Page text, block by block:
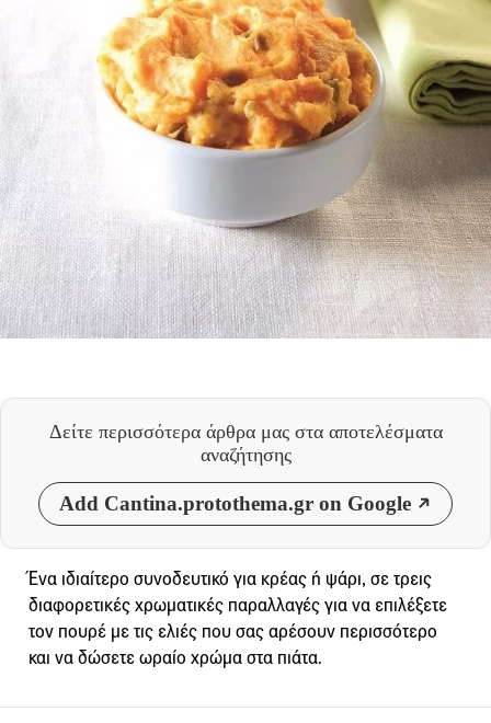
Δείτε περισσότερα άρθρα μας στα αποτελέσματα
αναζήτησης
Add Cantina.protothema.gr on Google
Ένα ιδιαίτερο συνοδευτικό για κρέας ή ψάρι, σε τρεις
διαφορετικές χρωματικές παραλλαγές για να επιλέξετε
τον πουρέ με τις ελιές που σας αρέσουν περισσότερο
και να δώσετε ωραίο χρώμα στα πιάτα.